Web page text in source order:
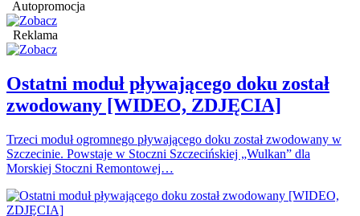
Autopromocja
Reklama
Ostatni moduł pływającego doku został
zwodowany [WIDEO, ZDJĘCIA]
Trzeci moduł ogromnego pływającego doku został zwodowany w
Szczecinie. Powstaje w Stoczni Szczecińskiej „Wulkan” dla
Morskiej Stoczni Remontowej…